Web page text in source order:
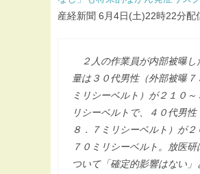
産経新聞 6月4日(土)22時22分配
２人の作業員が内部被曝し
量は３０代男性（外部被曝７
ミリシーベルト）が２１０～
リシーベルトで、４０代男性
８．７ミリシーベルト）が２
７０ミリシーベルト。放医研
ついて「確定的影響はない」